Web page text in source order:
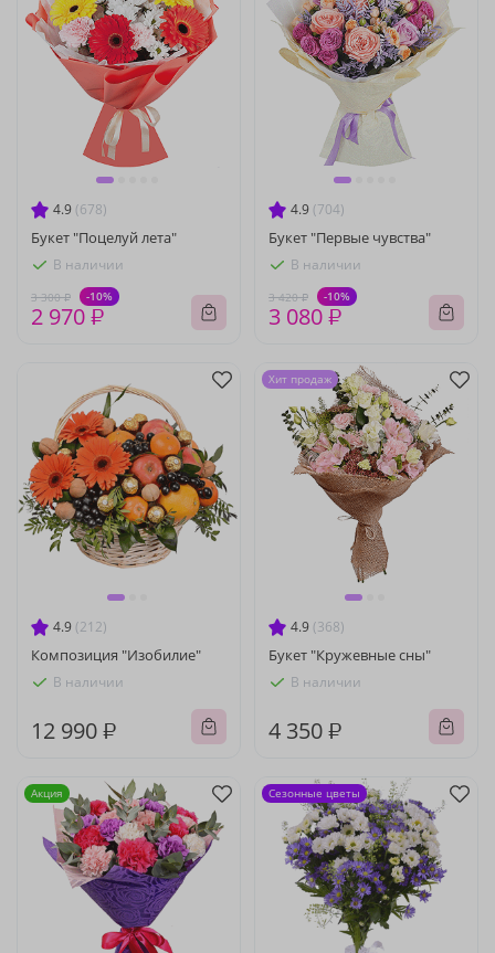
4.9 (678)
Букет "Поцелуй лета"
В наличии
3 300 ₽ -10%
2 970 ₽
4.9 (704)
Букет "Первые чувства"
В наличии
3 420 ₽ -10%
3 080 ₽
4.9 (212)
Композиция "Изобилие"
В наличии
12 990 ₽
4.9 (368)
Букет "Кружевные сны"
В наличии
4 350 ₽
Хит продаж
Акция Сезонные цветы